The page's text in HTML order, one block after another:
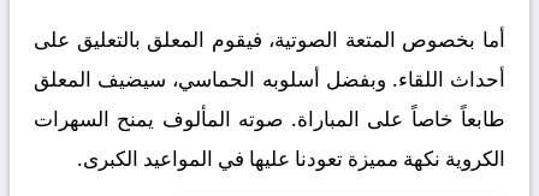
أما بخصوص المتعة الصوتية، فيقوم المعلق بالتعليق على
أحداث اللقاء. وبفضل أسلوبه الحماسي، سيضيف المعلق
طابعاً خاصاً على المباراة. صوته المألوف يمنح السهرات
الكروية نكهة مميزة تعودنا عليها في المواعيد الكبرى.